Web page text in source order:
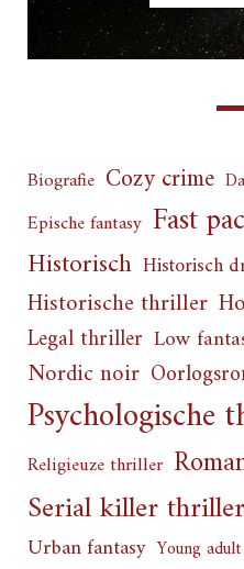
Biografie Cozy crime
Epische fantasy Fast
Historisch Historisch
Historische thriller
Legal thriller Low
Nordic noir
Psychologische
Religieuze thriller
Serial killer thriller
Urban fantasy Young adult